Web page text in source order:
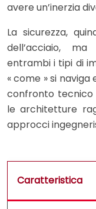
avere un’inerzia
La sicurezza,
dell’acciaio,
entrambi i tipi di
« come » si naviga
confronto
le architetture
approcci
Caratteristica